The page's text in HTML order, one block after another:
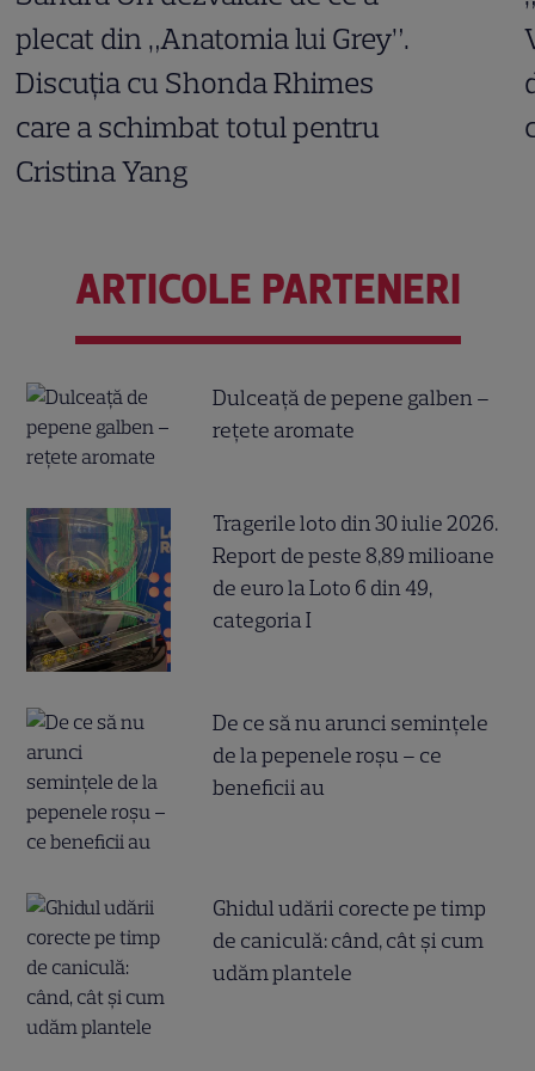
plecat din „Anatomia lui Grey”.
Discuția cu Shonda Rhimes
care a schimbat totul pentru
Cristina Yang
ARTICOLE PARTENERI
Dulceață de pepene galben –
rețete aromate
Tragerile loto din 30 iulie 2026.
Report de peste 8,89 milioane
de euro la Loto 6 din 49,
categoria I
De ce să nu arunci semințele
de la pepenele roșu – ce
beneficii au
Ghidul udării corecte pe timp
de caniculă: când, cât şi cum
udăm plantele